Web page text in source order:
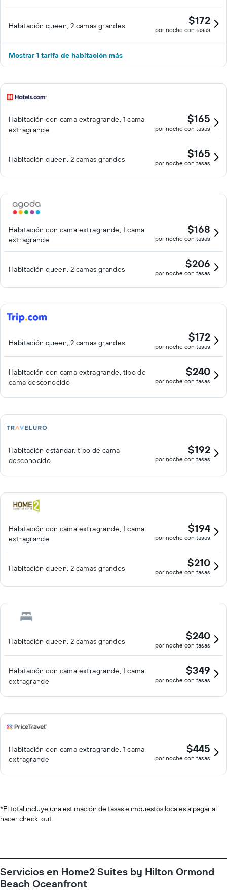
Habitación queen, 2 camas grandes $172
por noche con tasas
Mostrar 1 tarifa de habitación más
Habitación con cama extragrande, 1 cama
extragrande
$165
por noche con tasas
Habitación queen, 2 camas grandes $165
por noche con tasas
Habitación con cama extragrande, 1 cama
extragrande
$168
por noche con tasas
Habitación queen, 2 camas grandes $206
por noche con tasas
Habitación queen, 2 camas grandes $172
por noche con tasas
Habitación con cama extragrande, tipo de
cama desconocido
$240
por noche con tasas
Habitación estándar, tipo de cama
desconocido
$192
por noche con tasas
Habitación con cama extragrande, 1 cama
extragrande
$194
por noche con tasas
Habitación queen, 2 camas grandes $210
por noche con tasas
Habitación queen, 2 camas grandes $240
por noche con tasas
Habitación con cama extragrande, 1 cama
extragrande
$349
por noche con tasas
Habitación con cama extragrande, 1 cama
extragrande
$445
por noche con tasas
*El total incluye una estimación de tasas e impuestos locales a pagar al
hacer check-out.
Servicios en Home2 Suites by Hilton Ormond
Beach Oceanfront